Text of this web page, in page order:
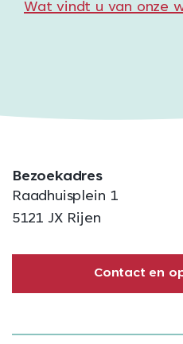
Wat vindt u van onze
Bezoekadres
Raadhuisplein 1
5121 JX Rijen
Contact en